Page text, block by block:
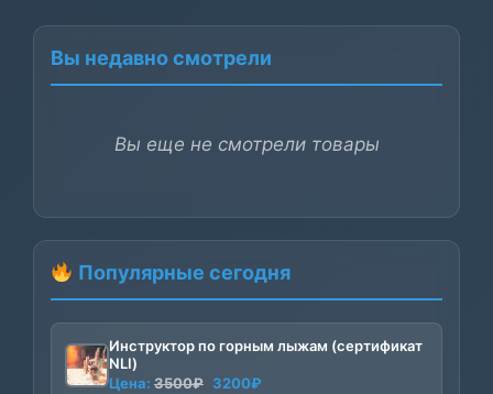
Вы недавно смотрели
Вы еще не смотрели товары
Популярные сегодня
Инструктор по горным лыжам (сертификат
NLI)
Цена: 3500₽ Первоначальная
3200₽